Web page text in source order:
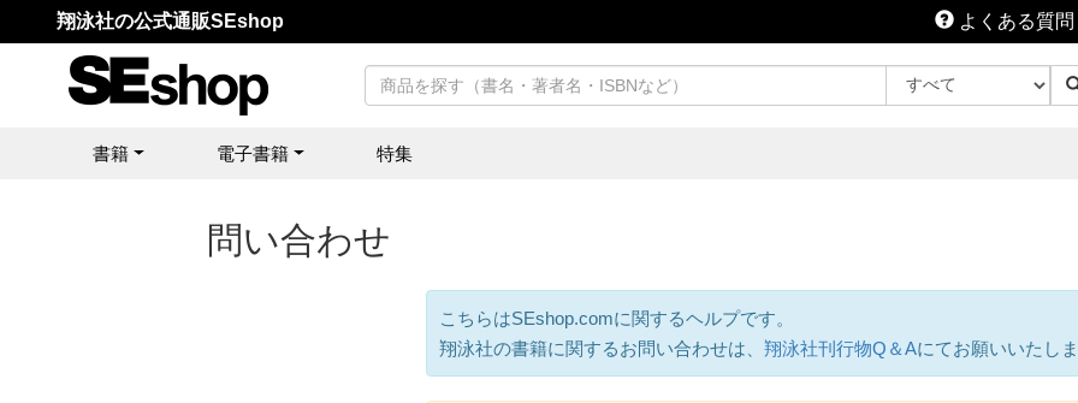
翔泳社の公式通販SEshop よくある質問
書籍 電子書籍 特集
問い合わせ
こちらはSEshop.comに関するヘルプです。
翔泳社の書籍に関するお問い合わせは、 翔泳社刊行物Q＆Aにてお願いいたし